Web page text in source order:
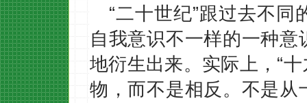
“二十世纪”跟过去不
自我意识不一样的一种
地衍生出来。实际上，“
物，而不是相反。不是